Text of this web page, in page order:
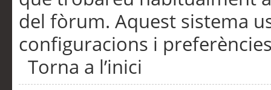
del fòrum. Aquest sistema
configuracions i
Torna a l’inici